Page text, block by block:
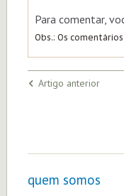
Para comentar,
Obs.: Os
Artigo anterior
quem somos